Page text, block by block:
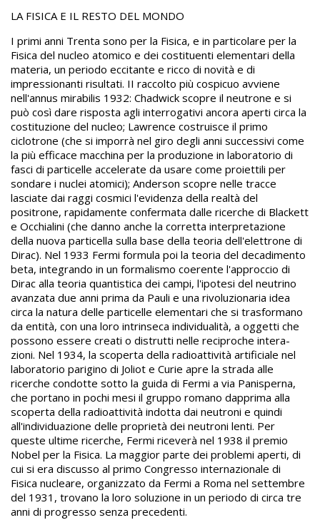
LA FISICA E IL RESTO DEL MONDO
I primi anni Trenta sono per la Fisica, e in particolare per la
Fisica del nucleo atomico e dei costituenti elementari della
materia, un periodo eccitante e ricco di novità e di
impressionanti risultati. II raccolto più cospicuo avviene
nell'annus mirabilis 1932: Chadwick scopre il neutrone e si
può così dare risposta agli interrogativi ancora aperti circa la
costituzione del nucleo; Lawrence costruisce il primo
ciclotrone (che si imporrà nel giro degli anni successivi come
la più efficace macchina per la produzione in laboratorio di
fasci di particelle accelerate da usare come proiettili per
sondare i nuclei atomici); Anderson scopre nelle tracce
lasciate dai raggi cosmici l'evidenza della realtà del
positrone, rapidamente confermata dalle ricerche di Blackett
e Occhialini (che danno anche la corretta interpretazione
della nuova particella sulla base della teoria dell'elettrone di
Dirac). Nel 1933 Fermi formula poi la teoria del decadimento
beta, integrando in un formalismo coerente l'approccio di
Dirac alla teoria quantistica dei campi, l'ipotesi del neutrino
avanzata due anni prima da Pauli e una rivoluzionaria idea
circa la natura delle particelle elementari che si trasformano
da entità, con una loro intrinseca individualità, a oggetti che
possono essere creati o distrutti nelle reciproche intera­
zioni. Nel 1934, la scoperta della radioattività artificiale nel
laboratorio parigino di Joliot e Curie apre la strada alle
ricerche condotte sotto la guida di Fermi a via Panisperna,
che portano in pochi mesi il gruppo romano dapprima alla
scoperta della radioattività indotta dai neutroni e quindi
all'individuazione delle proprietà dei neutroni lenti. Per
queste ultime ricerche, Fermi riceverà nel 1938 il premio
Nobel per la Fisica. La maggior parte dei problemi aperti, di
cui si era discusso al primo Congresso internazionale di
Fisica nucleare, organizzato da Fermi a Roma nel settembre
del 1931, trovano la loro soluzione in un periodo di circa tre
anni di progresso senza precedenti.